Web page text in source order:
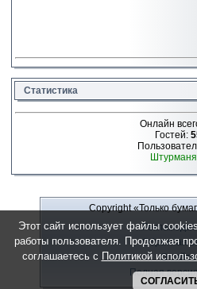
Статистика
Онлайн
Гостей:
Copyright «Только
Обратная
О сайте
Полная
Этот сайт использует файлы
работы пользователя. Продолжая
соглашаетесь с Политикой